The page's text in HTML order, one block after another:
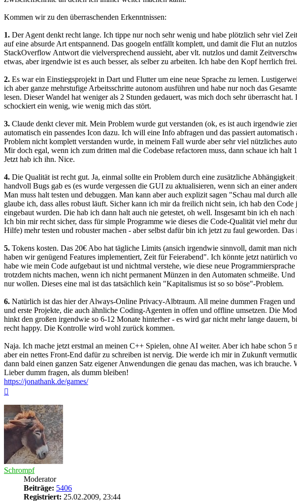
Kommen wir zu den überraschenden Erkenntnissen:
1. Der Agent denkt recht lange. Ich tippe nur noch sehr wenig und habe plötzlich sehr viel
auf eine absurde Art entspannend. Das googeln entfällt komplett, und damit die Flut an
StackOverflow Antwort die vielversprechend aussieht, aber vlt. nutzlos und damit
etwas, aber irgendwie ist es auch besser, als selber zu arbeiten. Ich habe den Kopf herrlich frei.
2. Es war ein Einstiegsprojekt in Dart und Flutter um eine neue Sprache zu lernen.
ich aber ganze mehrstufige Arbeitsschritte autonom ausführen und habe nur noch das
lesen. Dieser Wandel hat weniger als 2 Stunden gedauert, was mich doch sehr überrascht
schockiert ein wenig, wie wenig mich das stört.
3. Claude denkt clever mit. Mein Problem wurde gut verstanden (ok, es ist auch irgendwie
automatisch ein passendes Icon dazu. Ich will eine Info abfragen und das passiert
Problem nicht komplett verstanden wurde, in meinem Fall wurde aber sehr viel nützliches
Mir doch egal, wenn ich zum dritten mal die Codebase refactoren muss, dann schaue ich
Jetzt hab ich ihn. Nice.
4. Die Qualität ist recht gut. Ja, einmal sollte ein Problem durch eine zusätzliche
handvoll Bugs gab es (es wurde vergessen die GUI zu aktualisieren, wenn sich an einer
Man muss halt testen und debuggen. Man kann aber auch explizit sagen "Schau mal durch
glaube ich, dass alles robust läuft. Sicher kann ich mir da freilich nicht sein, ich hab den
eingebaut wurden. Die hab ich dann halt auch nie getestet, oh well. Insgesamt bin ich eh
Ich bin mir recht sicher, dass für simple Programme wie dieses die Code-Qualität viel
Hilfe) mehr testen und robuster machen - aber selbst dafür bin ich jetzt zu faul geworden.
5. Tokens kosten. Das 20€ Abo hat tägliche Limits (ansich irgendwie sinnvoll, damit man
haben wir genügend Features implementiert, Zeit für Feierabend". Ich könnte jetzt natürlich
habe wie mein Code aufgebaut ist und nichtmal verstehe, wie diese neue
trotzdem nichts machen, wenn ich nicht permanent Münzen in den Automaten schmeiße.
nur wollen. Dieses eine mal ist das tatsächlich kein "Kapitalismus ist so so böse"-Problem.
6. Natürlich ist das hier der Always-Online Privacy-Albtraum. All meine dummen Fragen
und erste Projekte, die auch ähnliche Coding-Agenten in offen und offline umsetzen. Die
hinkt den großen irgendwie so 6-12 Monate hinterher - es wird gar nicht mehr lange
recht happy. Die Kontrolle wird wohl zurück kommen.
Naja. Ich mache jetzt erstmal an meinen C++ Spielen, ohne AI weiter. Aber ich habe schon
aber ein nettes Front-End dafür zu schreiben ist nervig. Die werde ich mir in Zukunft
dann bald einen ganzen Satz eigener Anwendungen die genau das machen, was ich
Lieber dumm fragen, als dumm bleiben!
https://jonathank.de/games/
Schrompf
Moderator
Beiträge: 5406
Registriert: 25.02.2009, 23:44